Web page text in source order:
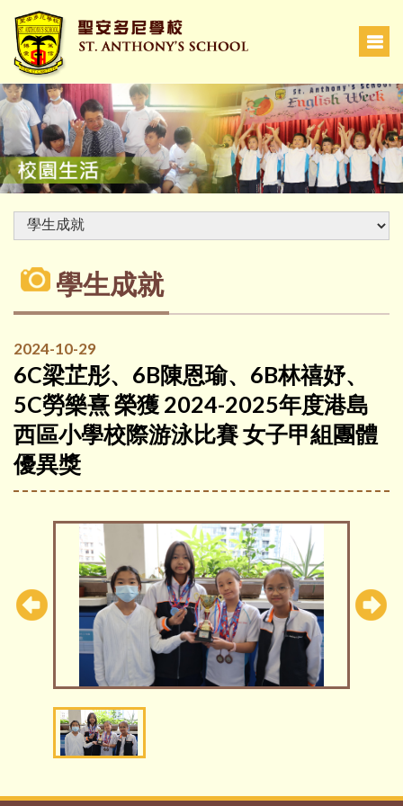
學生成就
2024-10-29
6C梁芷彤、6B陳恩瑜、6B林禧妤、
5C勞樂熹 榮獲 2024-2025年度港島
西區小學校際游泳比賽 女子甲組團體
優異獎